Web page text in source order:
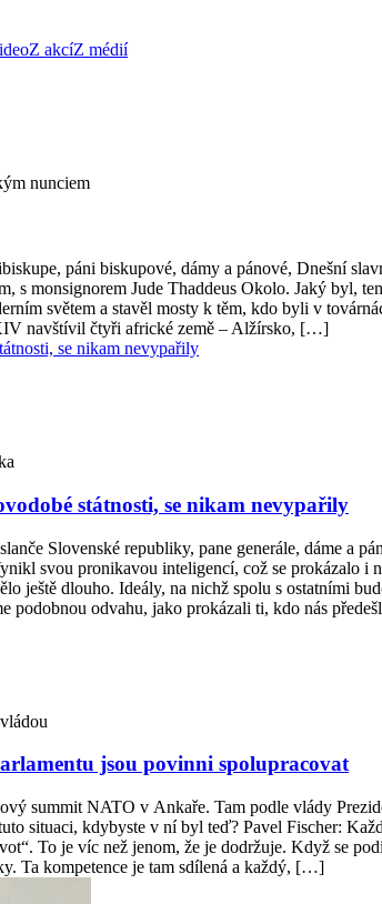
Z akcíZ médií
nunciem
páni biskupové, dámy a pánové, Dnešní
s monsignorem Jude Thaddeus Okolo. Jaký byl,
světem a stavěl mosty k těm, kdo byli v
navštívil čtyři africké země – Alžírsko, […]
státnosti, se nikam nevypařily
Slovenské republiky, pane generále, dáme a
svou pronikavou inteligencí, což se prokázalo
ještě dlouho. Ideály, na nichž spolu s ostatními
podobnou odvahu, jako prokázali ti, kdo nás
jsou povinni spolupracovat
summit NATO v Ankaře. Tam podle vlády
situaci, kdybyste v ní byl teď? Pavel Fischer:
To je víc než jenom, že je dodržuje. Když se
Ta kompetence je tam sdílená a každý, […]